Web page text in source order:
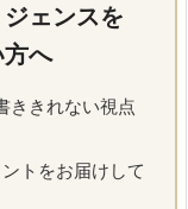
ェンスを
へ
ききれない視点
トをお届けして